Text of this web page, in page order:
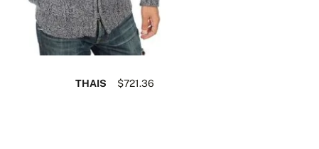
$721.36
THAIS